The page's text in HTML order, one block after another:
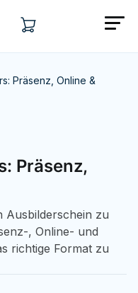
Präsenz, Online &
Präsenz,
Ausbilderschein zu
, Online- und
richtige Format zu